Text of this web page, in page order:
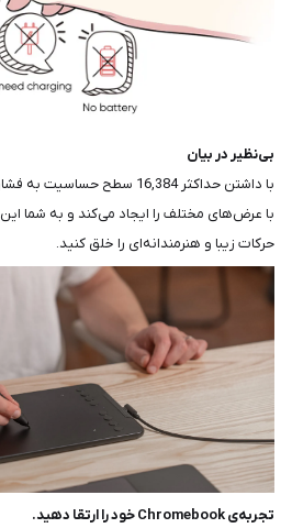
بی‌نظیر در بیان
با داشتن حداکثر 16,384 سطح
با عرض‌های مختلف را ایجاد می‌کند و به شما
حرکات زیبا و هنرمندانه‌ای را خلق کنید.
تجربه‌ی Chromebook خود را ارتقا دهید.